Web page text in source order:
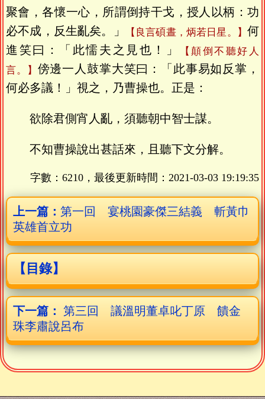
聚會，各懷一心，所謂倒持干戈，授人以柄：功
必不成，反生亂矣。」
【良言碩晝，炳若日星。】何
進笑曰：「此懦夫之見也！」
【顛倒不聽好人
言。】 傍邊一人鼓掌大笑曰：「此事易如反掌，
何必多議！」視之，乃曹操也。正是：
欲除君側宵人亂，須聽朝中智士謀。
不知曹操說出甚話來，且聽下文分解。
字數：6210，最後更新時間： 2021-03-03 19:19:35
上一篇： 第一回 宴桃園豪傑三結義 斬黃巾
英雄首立功
【目錄】
下一篇： 第三回 議溫明董卓叱丁原 饋金
珠李肅說呂布